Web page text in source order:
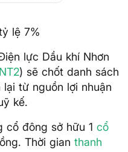
lệ 7%
lực Dầu khí Nhơn
NT2) sẽ chốt danh sách
lại từ nguồn lợi nhuận
kế.
cổ đông sở hữu 1 cổ
Thời gian thanh